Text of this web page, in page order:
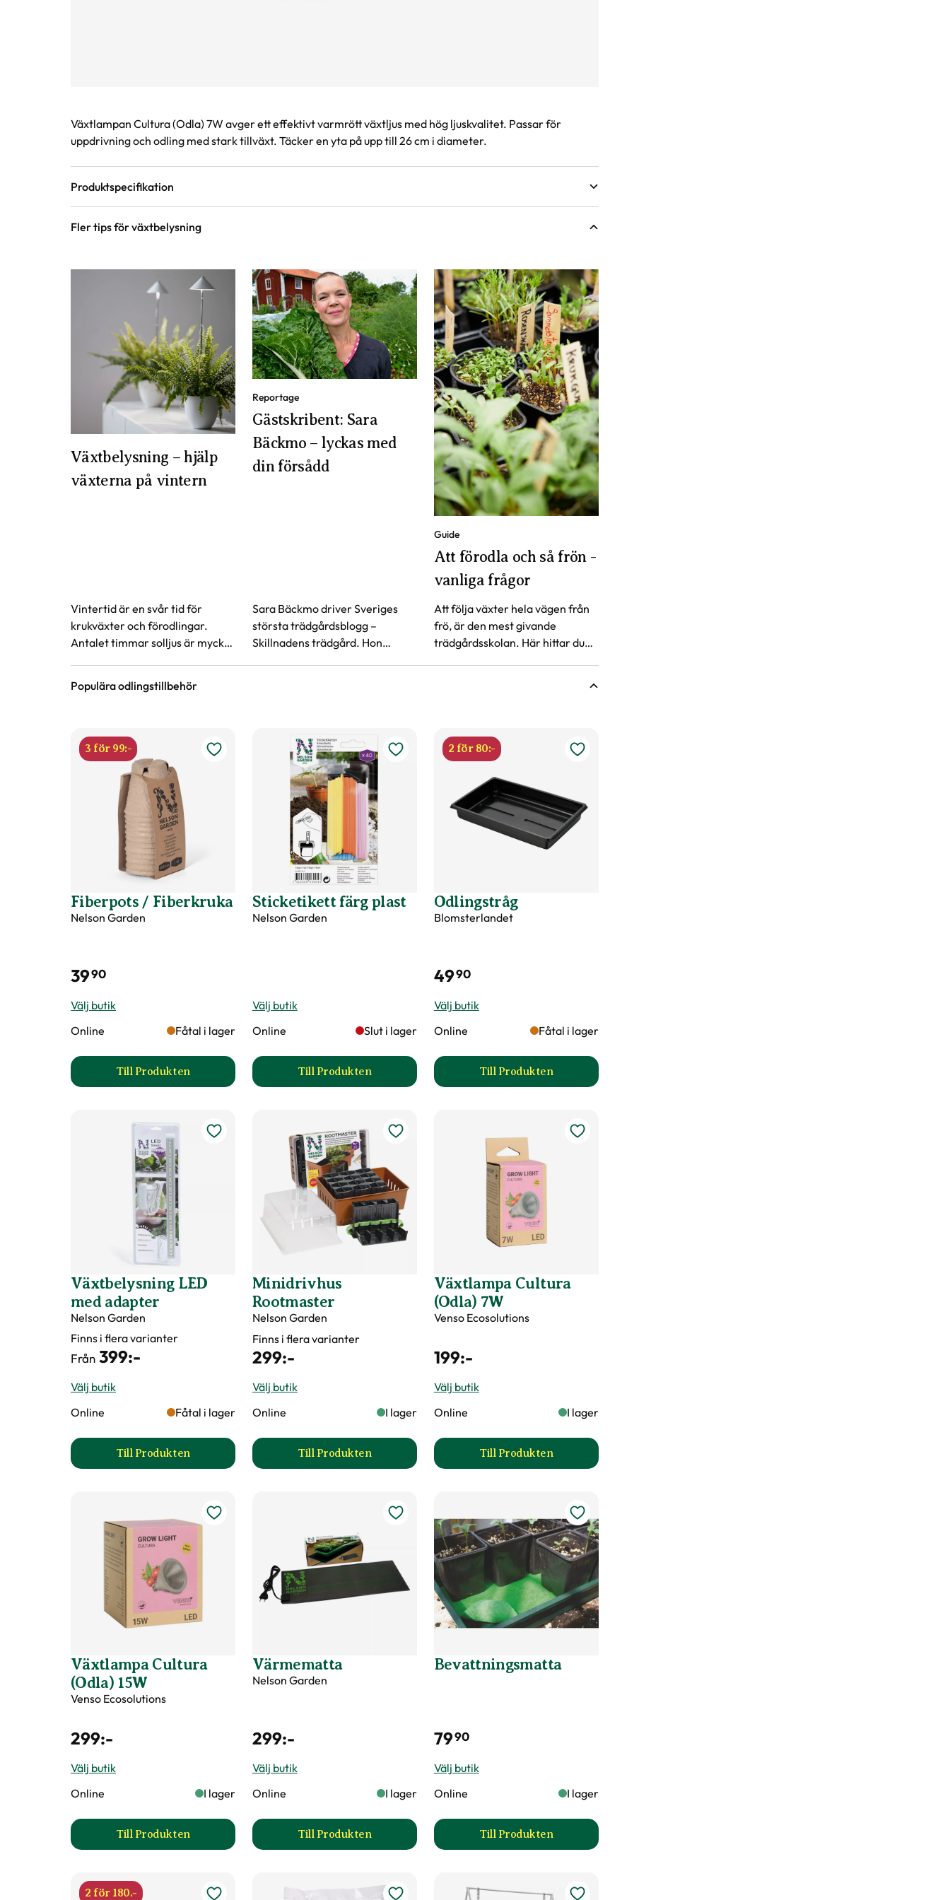
Produktinformation
Växtlampan Cultura (Odla) 7W avger ett effektivt varmrött växtljus med hög ljuskvalitet. Passar för
uppdrivning och odling med stark tillväxt. Täcker en yta på upp till 26 cm i diameter.
Produktspecifikation
Färg Silver
Venso Ecosolutions
CE-märkning
Vad betyder märkningen?
Art nr 337172
Fler tips för växtbelysning
Växtbelysning – hjälp
växterna på vintern
Vintertid är en svår tid för
krukväxter och förodlingar.
Antalet timmar solljus är mycket
tillskottsljus.
Reportage
Gästskribent: Sara
Bäckmo – lyckas med
din försådd
Sara Bäckmo driver Sveriges
största trädgårdsblogg –
Skillnadens trädgård. Hon
Guide
Att förodla och så frön -
vanliga frågor
Att följa växter hela vägen från
frö, är den mest givande
trädgårdsskolan. Här hittar du
Populära odlingstillbehör
3 för 99:-
Fiberpots / Fiberkruka
Nelson Garden
3990
Välj butik
Online
Fåtal i lager
Till Produkten
till Fiberpots / Fiberkruka produktsida
Sticketikett färg plast
Nelson Garden
Välj butik
Online
Slut i lager
Till Produkten
till Sticketikett färg plast produktsida
2 för 80:-
Odlingstråg
Blomsterlandet
4990
Välj butik
Online
Fåtal i lager
Till Produkten
till Odlingstråg produktsida
Växtbelysning LED
med adapter
Nelson Garden
Finns i flera varianter
Från 399:-
Välj butik
Online
Fåtal i lager
Till Produkten
till Växtbelysning LED med adapter produktsida
Minidrivhus
Rootmaster
Nelson Garden
Finns i flera varianter
299:-
Välj butik
Online
I lager
Till Produkten
till Minidrivhus Rootmaster produktsida
Växtlampa Cultura
(Odla) 7W
Venso Ecosolutions
199:-
Välj butik
Online
I lager
Till Produkten
till Växtlampa Cultura (Odla) 7W produktsida
Växtlampa Cultura
(Odla) 15W
Venso Ecosolutions
299:-
Välj butik
Online
I lager
Till Produkten
till Växtlampa Cultura (Odla) 15W produktsida
Värmematta
Nelson Garden
299:-
Välj butik
Online
I lager
Till Produkten
till Värmematta produktsida
Bevattningsmatta
7990
Välj butik
Online
I lager
Till Produkten
till Bevattningsmatta produktsida
2 för 180.-